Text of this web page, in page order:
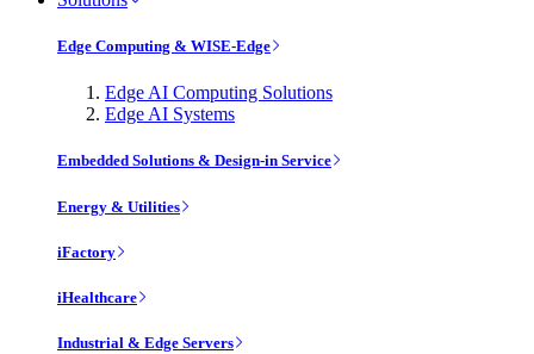
Edge Computing & WISE-Edge
Edge AI Computing Solutions
Edge AI Systems
Embedded Solutions & Design-in Service
Energy & Utilities
iFactory
iHealthcare
Industrial & Edge Servers